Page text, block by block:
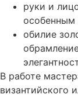
руки и
обилие
В работе
византийского